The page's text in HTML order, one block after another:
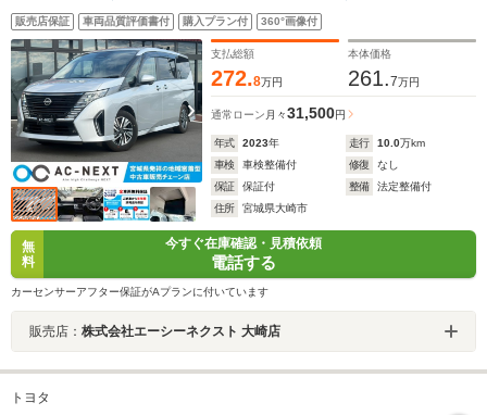
ーミラー 純正フリップダウンモニター ワイヤレス充
電 両側電動スライドドア パーキングアシスト アダ
プティブクルーズコントロール
販売店保証 車両品質評価書付 購入プラン付 360°画像付
支払総額
272.8万円
本体価格
261.7万円
通常ローン 月々31,500円
年式 2023年 走行 10.0万km
車検
車検整備付 修復
なし
保証
保証付 整備
法定整備付
住所
宮城県大崎市
無
料
今すぐ在庫確認・見積依頼
電話する
カーセンサーアフター保証がAプランに付いています
販売店： 株式会社エーシーネクスト 大崎店
トヨタ